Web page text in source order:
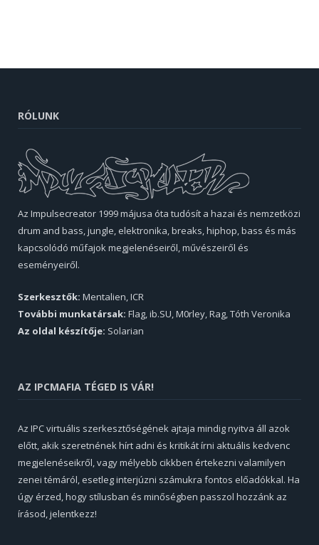
RÓLUNK
Az Impulsecreator 1999 májusa óta tudósít a hazai és nemzetközi
drum and bass, jungle, elektronika, breaks, hiphop, bass és más
kapcsolódó műfajok megjelenéseiről, művészeiről és
eseményeiről.
Szerkesztők: Mentalien, ICR
További munkatársak: Flag, ib.SU, M0rley, Rag, Tóth Veronika
Az oldal készítője: Solarian
AZ IPCMAFIA TÉGED IS VÁR!
Az IPC virtuális szerkesztőségének ajtaja mindig nyitva áll azok
előtt, akik szeretnének hírt adni és kritikát írni aktuális kedvenc
megjelenéseikről, vagy mélyebb cikkben értekezni valamilyen
zenei témáról, esetleg interjúzni számukra fontos előadókkal. Ha
úgy érzed, hogy stílusban és minőségben passzol hozzánk az
írásod, jelentkezz!